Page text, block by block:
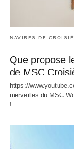
NAVIRES DE
Que propose
de MSC
https://
merveilles du MSC
!…